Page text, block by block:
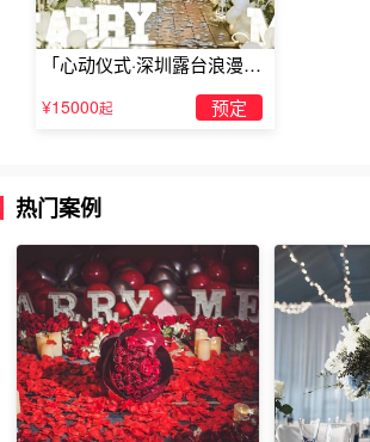
《献给爱丽丝》
关于这首乐曲的创作背景有许多种说法。
的观点则认为这首乐曲可能是作者四十岁
学生，名叫伊丽莎白·罗克尔的女高音歌
「心动仪式·深圳露台浪漫求
¥15000起 预定
热门案例